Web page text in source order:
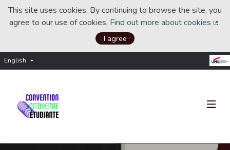
This site uses cookies. By continuing to browse the site, you
agree to our use of cookies. Find out more about cookies .
I agree
English Choisir la langue